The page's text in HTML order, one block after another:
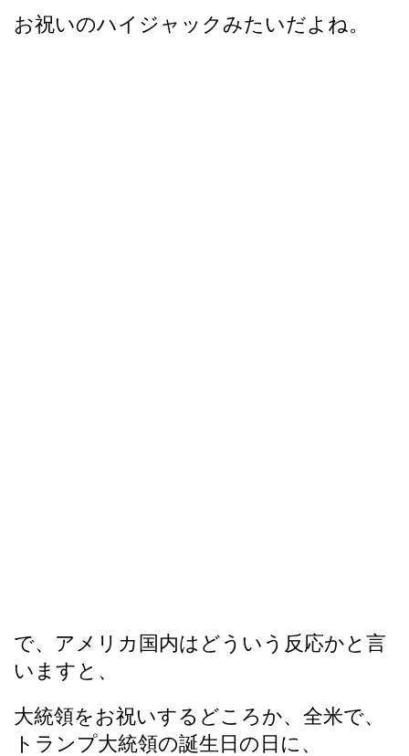
お祝いのハイジャックみたいだよね。
で、アメリカ国内はどういう反応かと言
いますと、
大統領をお祝いするどころか、全米で、
トランプ大統領の誕生日の日に、